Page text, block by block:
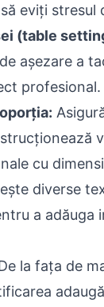
eviți stresul
(table
așezare a
profesional.
cu
diverse
a adăuga
la fața de